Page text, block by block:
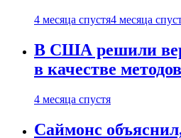
4 месяца спустя4 месяца
В США решили
в качестве
4 месяца спустя
Саймонс